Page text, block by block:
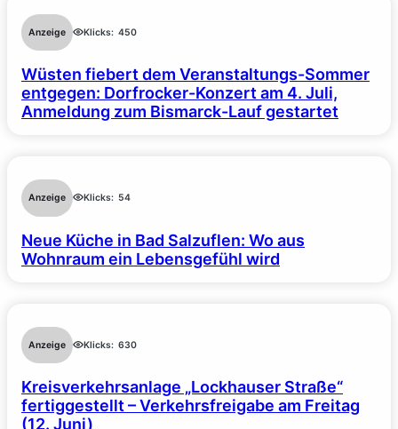
Anzeige Klicks: 450
Wüsten fiebert dem Veranstaltungs-Sommer
entgegen: Dorfrocker-Konzert am 4. Juli,
Anmeldung zum Bismarck-Lauf gestartet
Anzeige Klicks: 54
Neue Küche in Bad Salzuflen: Wo aus
Wohnraum ein Lebensgefühl wird
Anzeige Klicks: 630
Kreisverkehrsanlage „Lockhauser Straße“
fertiggestellt – Verkehrsfreigabe am Freitag
(12. Juni)